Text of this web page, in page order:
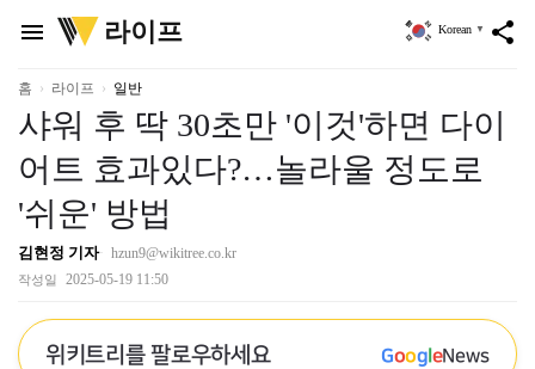
menu
위
키
리
라이프 share
Korean ▼
홈 라이프 일반
샤워 후 딱 30초만 '이것'하면 다이
어트 효과있다?…놀라울 정도로
'쉬운' 방법
김현정 기자 hzun9@wikitree.co.kr
작성일 2025-05-19 11:50
위키트리를 팔로우하세요 GoogleNews